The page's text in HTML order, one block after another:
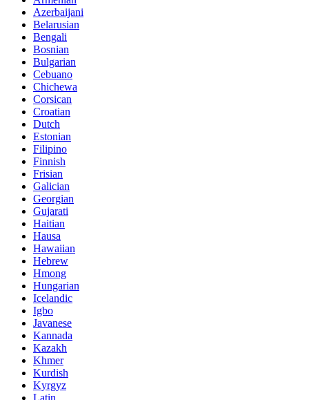
Azerbaijani
Belarusian
Bengali
Bosnian
Bulgarian
Cebuano
Chichewa
Corsican
Croatian
Dutch
Estonian
Filipino
Finnish
Frisian
Galician
Georgian
Gujarati
Haitian
Hausa
Hawaiian
Hebrew
Hmong
Hungarian
Icelandic
Igbo
Javanese
Kannada
Kazakh
Khmer
Kurdish
Kyrgyz
Latin